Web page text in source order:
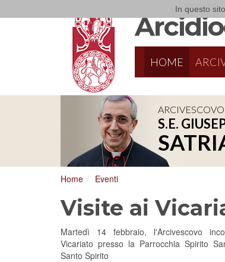
In questo
HOME
ARCIVESCOVO
S.E.
8/17/2026
Conversano
Conferenza Episcopale Pugliese
Home Eventi
Visite ai
Martedì 14 febbraio, l'Arcivescovo
Vicariato presso la Parrocchia Spirito
Santo Spirito